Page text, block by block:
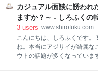
増したものの、結局転職希望
り、求人倍率が1.66倍になっ
率は2.5倍くらいで、先月２
のですが、学生さん向けのサ
す。 今回はインターンの面接
１．夏休み向けインターン開
準備すること ３．面接での注
ターン開始 ７月に入ると、大
向けに、夏休みの時期を利用
カジュアル面談に誘わ
ますか？～ - しろふくの
3 users www.shirofuku.com
こんにちは、しろふくです。
ね。本当にアジサイが綺麗な
ウトの話題が多くなっていま